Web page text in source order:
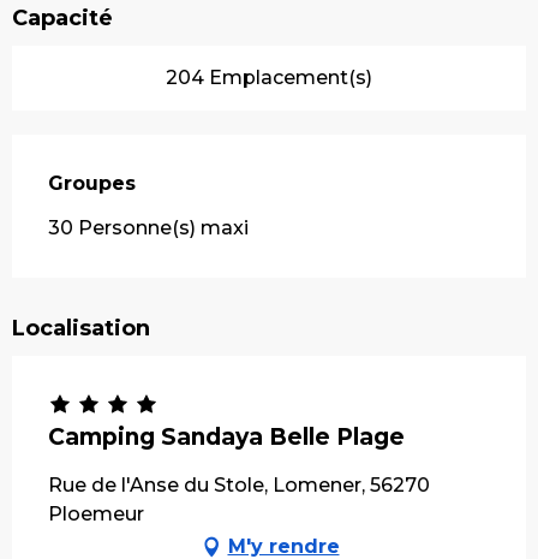
Capacité
204 Emplacement(s)
Groupes
Groupes
30 Personne(s) maxi
Localisation
Camping Sandaya Belle Plage
Rue de l'Anse du Stole, Lomener, 56270
Ploemeur
M'y rendre